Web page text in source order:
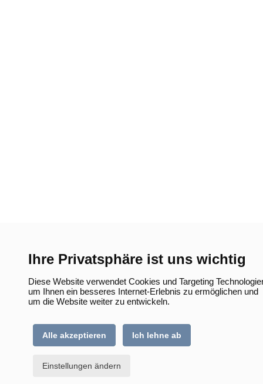
Ihre Privatsphäre ist uns wichtig
Diese Website verwendet Cookies und Targeting
um Ihnen ein besseres Internet-Erlebnis zu ermöglichen und
um die Website weiter zu entwickeln.
Alle akzeptieren Ich lehne ab
Einstellungen ändern